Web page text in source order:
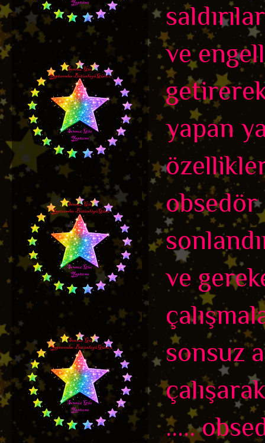
ve
yapan
ve
sonsuz
.....